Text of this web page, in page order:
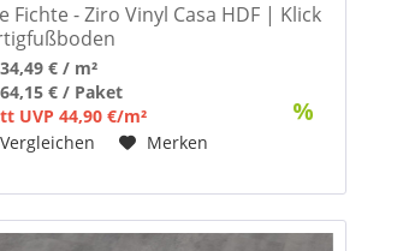
Fichte - Ziro Vinyl Casa HDF | Klick
€ / m²
€ / Paket
UVP 44,90 €/m²
Vergleichen
Merken